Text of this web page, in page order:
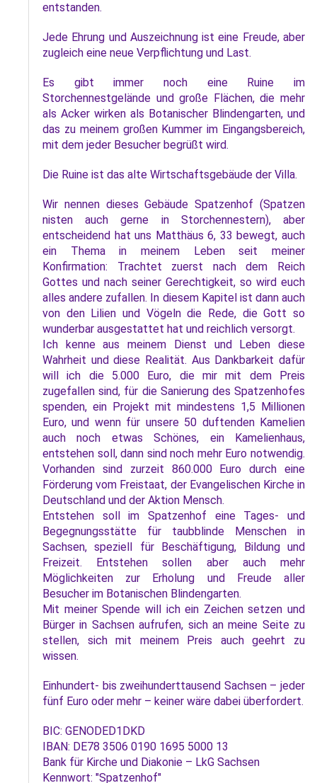
entstanden.
Jede Ehrung und Auszeichnung ist eine Freude, aber
zugleich eine neue Verpflichtung und Last.
Es gibt immer noch eine Ruine im
Storchennestgelände und große Flächen, die mehr
als Acker wirken als Botanischer Blindengarten, und
das zu meinem großen Kummer im Eingangsbereich,
mit dem jeder Besucher begrüßt wird.
Die Ruine ist das alte Wirtschaftsgebäude der Villa.
Wir nennen dieses Gebäude Spatzenhof (Spatzen
nisten auch gerne in Storchennestern), aber
entscheidend hat uns Matthäus 6, 33 bewegt, auch
ein Thema in meinem Leben seit meiner
Konfirmation: Trachtet zuerst nach dem Reich
Gottes und nach seiner Gerechtigkeit, so wird euch
alles andere zufallen. In diesem Kapitel ist dann auch
von den Lilien und Vögeln die Rede, die Gott so
wunderbar ausgestattet hat und reichlich versorgt.
Ich kenne aus meinem Dienst und Leben diese
Wahrheit und diese Realität. Aus Dankbarkeit dafür
will ich die 5.000 Euro, die mir mit dem Preis
zugefallen sind, für die Sanierung des Spatzenhofes
spenden, ein Projekt mit mindestens 1,5 Millionen
Euro, und wenn für unsere 50 duftenden Kamelien
auch noch etwas Schönes, ein Kamelienhaus,
entstehen soll, dann sind noch mehr Euro notwendig.
Vorhanden sind zurzeit 860.000 Euro durch eine
Förderung vom Freistaat, der Evangelischen Kirche in
Deutschland und der Aktion Mensch.
Entstehen soll im Spatzenhof eine Tages- und
Begegnungsstätte für taubblinde Menschen in
Sachsen, speziell für Beschäftigung, Bildung und
Freizeit. Entstehen sollen aber auch mehr
Möglichkeiten zur Erholung und Freude aller
Besucher im Botanischen Blindengarten.
Mit meiner Spende will ich ein Zeichen setzen und
Bürger in Sachsen aufrufen, sich an meine Seite zu
stellen, sich mit meinem Preis auch geehrt zu
wissen.
Einhundert- bis zweihunderttausend Sachsen – jeder
fünf Euro oder mehr – keiner wäre dabei überfordert.
BIC: GENODED1DKD
IBAN: DE78 3506 0190 1695 5000 13
Bank für Kirche und Diakonie – LkG Sachsen
Kennwort: "Spatzenhof"